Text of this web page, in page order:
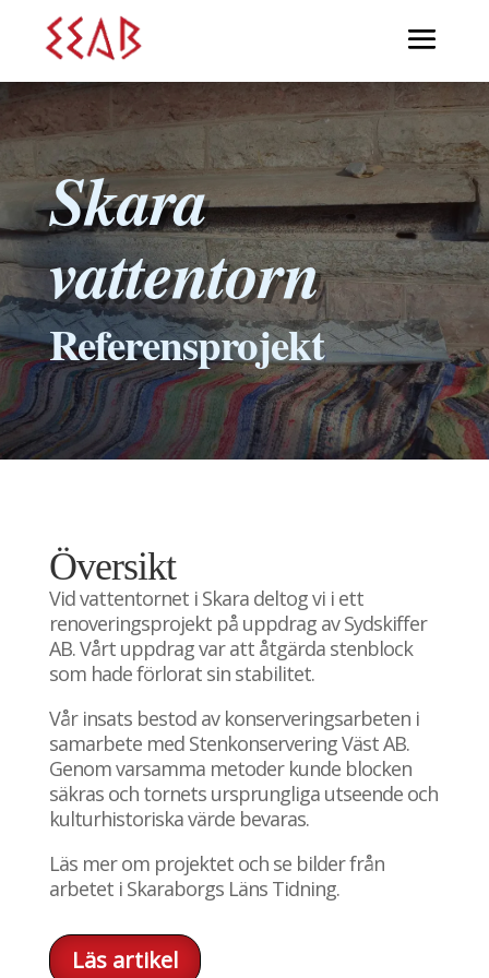
Skara
vattentorn
Referensprojekt
Översikt
Vid vattentornet i Skara deltog vi i ett
renoveringsprojekt på uppdrag av Sydskiffer
AB. Vårt uppdrag var att åtgärda stenblock
som hade förlorat sin stabilitet.
Vår insats bestod av konserveringsarbeten i
samarbete med Stenkonservering Väst AB.
Genom varsamma metoder kunde blocken
säkras och tornets ursprungliga utseende och
kulturhistoriska värde bevaras.
Läs mer om projektet och se bilder från
arbetet i Skaraborgs Läns Tidning.
Läs artikel